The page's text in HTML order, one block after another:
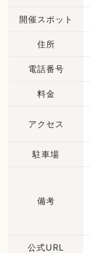
開催スポット
住所
電話番号
料金
アクセス
駐車場
備考
公式URL